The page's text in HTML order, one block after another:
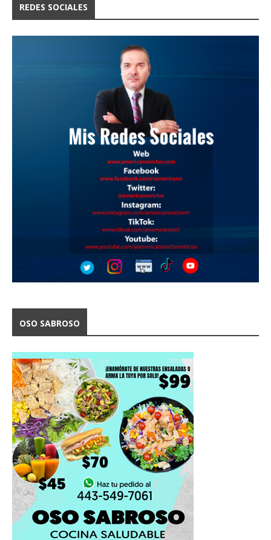
REDES SOCIALES
OSO SABROSO